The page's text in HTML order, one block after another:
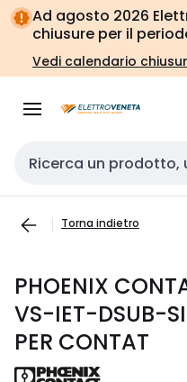
Vai alla
navigazione
Vai
alla
pagina
Ad agosto 2026
chiusure per il
Vedi calendario
Cerca input
Torna indietro
PHOENIX
VS-IET-DSUB-
PER CONTAT